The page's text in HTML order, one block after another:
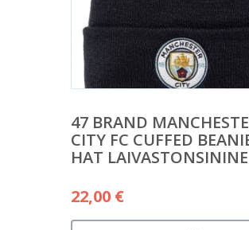
47 BRAND
CITY FC CUFFED
HAT
22,00 €